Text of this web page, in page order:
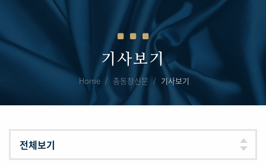
기사보기
Home 총동창신문 기사보기